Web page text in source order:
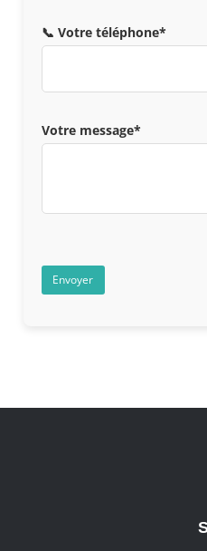
📞 Votre téléphone*
Votre message*